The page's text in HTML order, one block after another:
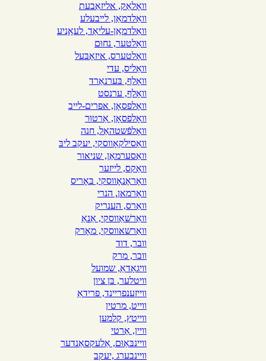
וואָלאַק, אליזאַבעת
וואַלדמאַן, לײבעלע
וואַלדמאַַן-עליאַד, לעאָָניע
וואַלטער, נחוּם
וואָלטערס, איזאָבּעל
וואַליס, עדי
וואָלף, בּערנאַרד
וואָלף, ערנסט
וואָלפסאָן, אפרים-לייב
וואָלפסאָן, אַרטוּר
װאָלפֿשטהאַל, חנה
וואַסילקאָווסקי, יעקב ליבּ
וואַסערמאַן, שניאור
וואַקס, לייזער
וואָראָנאָווסקי, בּאָריס
וואָרמאןַ, הנרי
וואַרס, הענריק
וואַרשׁאַווסקי, אַנאַ
וואַרשאווסקי, מאָרק
וובר, דוד
וובר, מרק
וויגאָדאַ, שמועל
וויטלער, בּן ציון
ווייזענפריינד, פרידאַ
ווייט, מרטין
ווייטץ, קלמען
וויין, אַרטי
וויינבּאַוּם, אַלעקסאַנדער
וויינבערג ,יעקב